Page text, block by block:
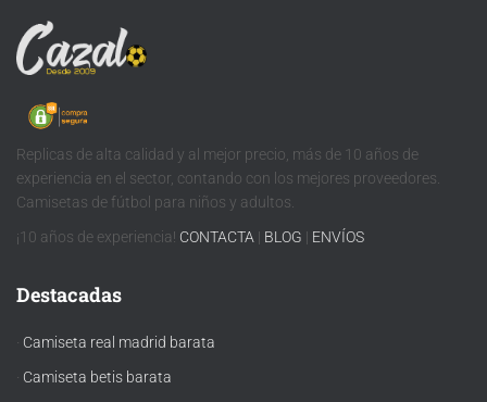
Replicas de alta calidad y al mejor precio, más de 10 años de
experiencia en el sector, contando con los mejores proveedores.
Camisetas de fútbol para niños y adultos.
¡10 años de experiencia! CONTACTA | BLOG | ENVÍOS
Destacadas
· Camiseta real madrid barata
· Camiseta betis barata